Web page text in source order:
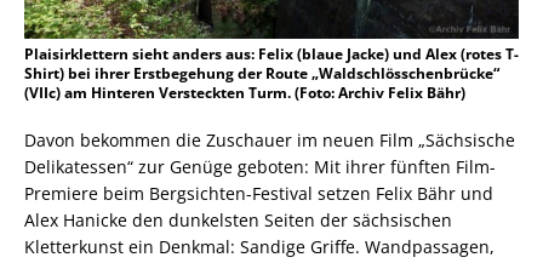
Plaisirklettern sieht anders aus: Felix (blaue Jacke) und Alex (rotes T-
Shirt) bei ihrer Erstbegehung der Route „Waldschlösschenbrücke“
(VIIc) am Hinteren Versteckten Turm. (Foto: Archiv Felix Bähr)
Davon bekommen die Zuschauer im neuen Film „Sächsische
Delikatessen“ zur Genüge geboten: Mit ihrer fünften Film-
Premiere beim Bergsichten-Festival setzen Felix Bähr und
Alex Hanicke den dunkelsten Seiten der sächsischen
Kletterkunst ein Denkmal: Sandige Griffe. Wandpassagen,